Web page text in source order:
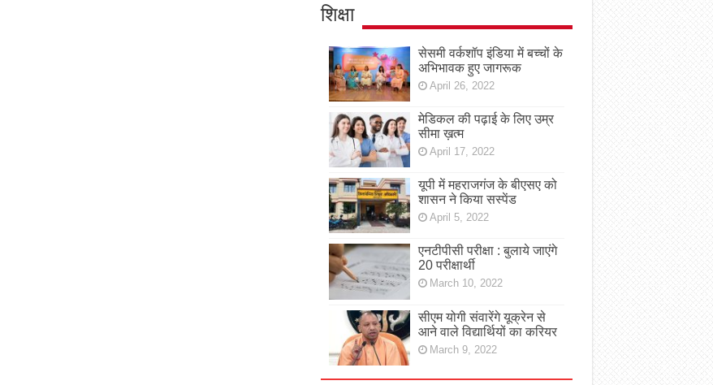
शिक्षा
सेसमी वर्कशॉप इंडिया में बच्चों के
अभिभावक हुए जागरूक
April 26, 2022
मेडिकल की पढ़ाई के लिए उम्र
सीमा ख़त्म
April 17, 2022
यूपी में महराजगंज के बीएसए को
शासन ने किया सस्पेंड
April 5, 2022
एनटीपीसी परीक्षा : बुलाये जाएंगे
20 परीक्षार्थी
March 10, 2022
सीएम योगी संवारेंगे यूक्रेन से
आने वाले विद्यार्थियों का करियर
March 9, 2022